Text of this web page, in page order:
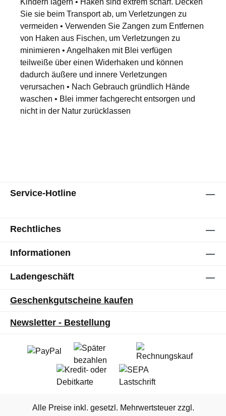
Kindern lagern • Haken sind extrem scharf. Decken
Sie sie beim Transport ab, um Verletzungen zu
vermeiden • Verwenden Sie Zangen zum Entfernen
von Haken aus Fischen, um Verletzungen zu
minimieren • Angelhaken mit Blei verfügen
teilweiße über einen Widerhaken und können
dadurch äußere und innere Verletzungen
verursachen • Nach Gebrauch gründlich Hände
waschen • Blei immer fachgerecht entsorgen und
nicht in der Natur zurücklassen
Service-Hotline
Rechtliches
Informationen
Ladengeschäft
Geschenkgutscheine kaufen
Newsletter - Bestellung
Alle Preise inkl. gesetzl. Mehrwertsteuer zzgl.